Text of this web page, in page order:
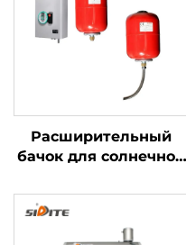
Расширительный
бачок для солнечной
наружного
размещения, ёмкость
термического